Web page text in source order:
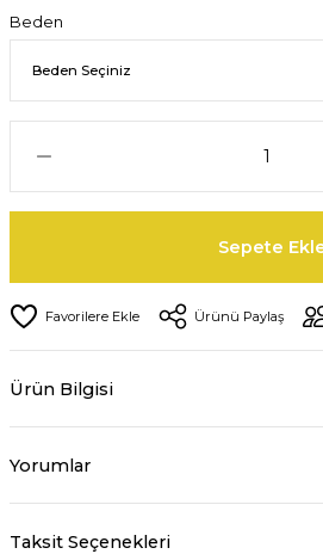
Beden
Sepete
Ürünü Paylaş
Ürün Bilgisi
Yorumlar
Taksit Seçenekleri